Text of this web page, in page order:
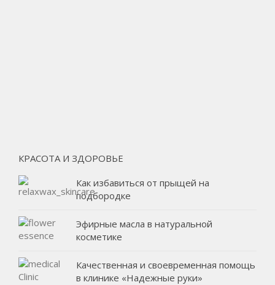
КРАСОТА И ЗДОРОВЬЕ
Как избавиться от прыщей на
подбородке
Эфирные масла в натуральной
косметике
Качественная и своевременная помощь
в клинике «Надежные руки»